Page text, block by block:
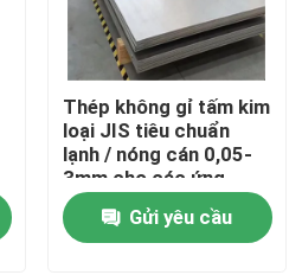
Thép không gỉ tấm kim
loại JIS tiêu chuẩn
lạnh / nóng cán 0,05-
3mm cho các ứng
dụng công nghiệp
Gửi yêu cầu